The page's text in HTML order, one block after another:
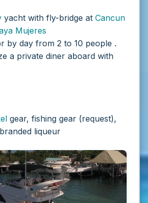
yacht with fly-bridge at Cancun
Mujeres
by day from 2 to 10 people .
a private diner aboard with
gear, fishing gear (request),
liqueur